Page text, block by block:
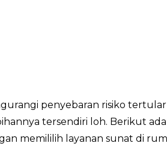
penyebaran risiko tertular
tersendiri loh. Berikut
memililih layanan sunat di